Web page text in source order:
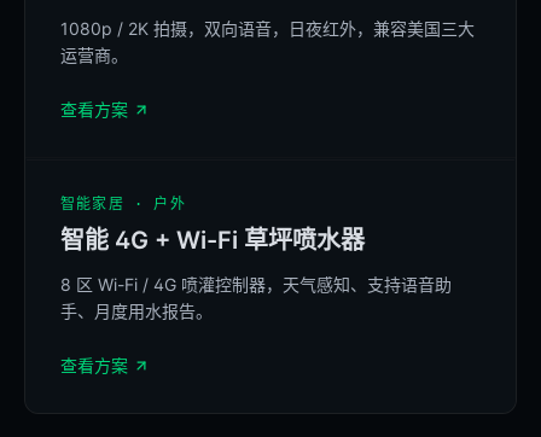
1080p / 2K 拍摄，双向语音，日夜红外，兼容美国三大
运营商。
查看方案
智能家居 · 户外
智能 4G + Wi-Fi 草坪喷水器
8 区 Wi-Fi / 4G 喷灌控制器，天气感知、支持语音助
手、月度用水报告。
查看方案